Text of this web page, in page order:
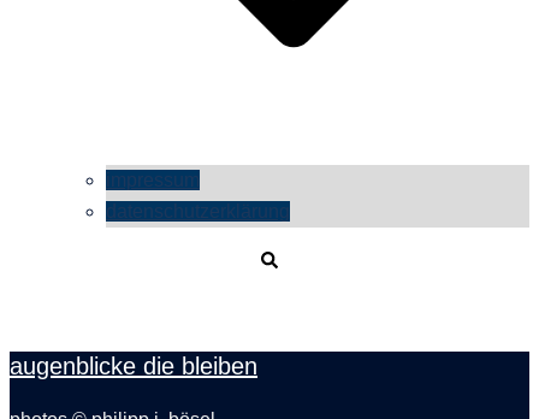
impressum
datenschutzerklärung
augenblicke die bleiben